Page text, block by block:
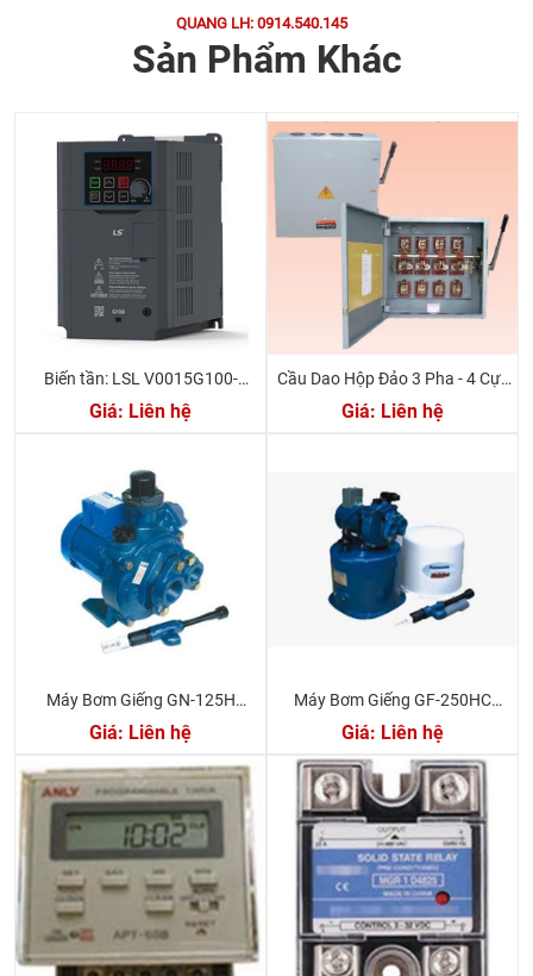
QUANG LH: 0914.540.145
Sản Phẩm Khác
Biến tần: LSL V0015G100-
Giá: Liên hệ
Cầu Dao Hộp Đảo 3 Pha - 4 Cực
Giá: Liên hệ
Máy Bơm Giếng GN-125H
Giá: Liên hệ
Máy Bơm Giếng GF-250HC
Giá: Liên hệ